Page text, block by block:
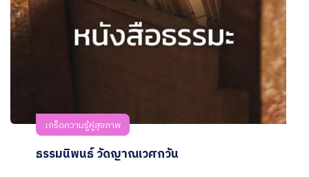
เกร็ดความรู้คู่สุขภาพ
ธรรมนิพนธ์ วัดญาณเวศกวัน